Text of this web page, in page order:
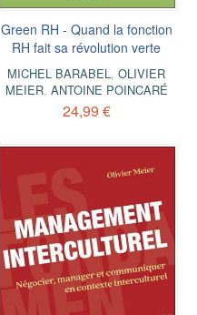
Green RH - Quand la fonction
RH fait sa révolution verte
MICHEL BARABEL,OLIVIER
MEIER, ANTOINE POINCARÉ
24,99 €